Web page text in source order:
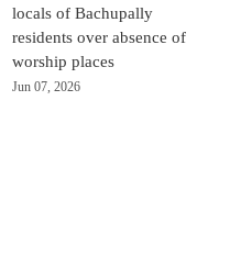
locals of Bachupally
residents over absence of
worship places
Jun 07, 2026